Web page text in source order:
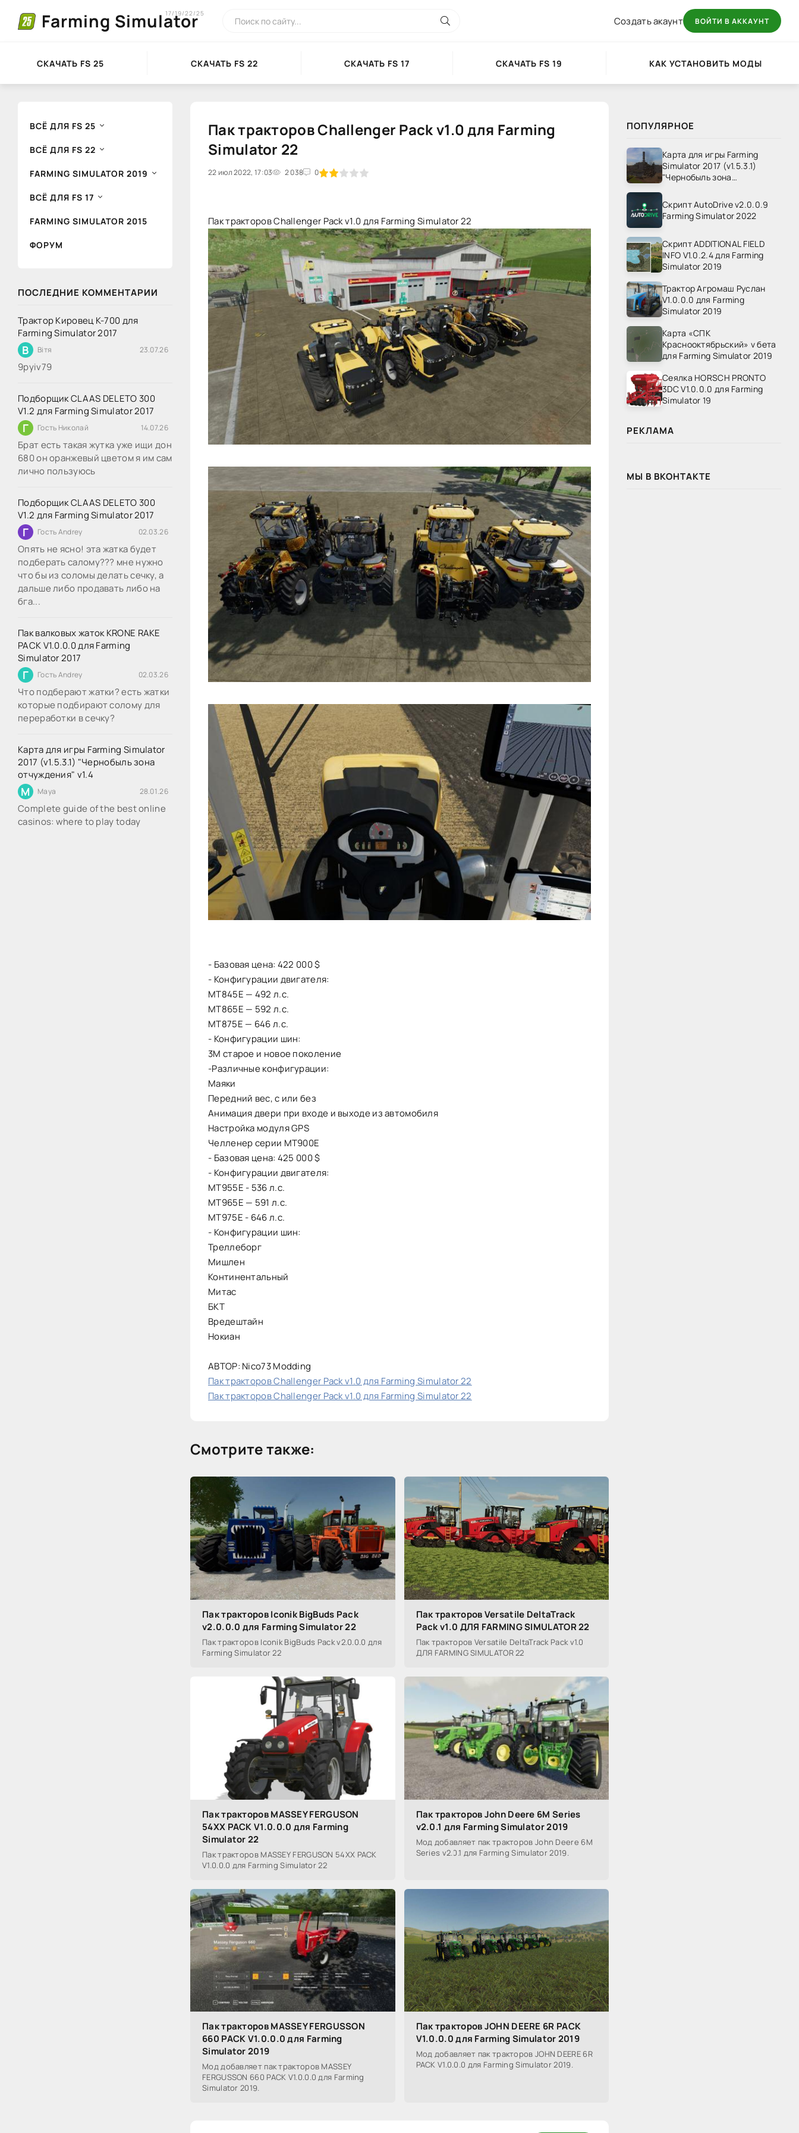
Farming Simulator
17/19/22/25
Создать акаунт ВОЙТИ В АККАУНТ
СКАЧАТЬ FS 25 СКАЧАТЬ FS 22 СКАЧАТЬ FS 17 СКАЧАТЬ FS 19 КАК УСТАНОВИТЬ МОДЫ
ВСЁ ДЛЯ FS 25
ВСЁ ДЛЯ FS 22
FARMING SIMULATOR 2019
ВСЁ ДЛЯ FS 17
FARMING SIMULATOR 2015
ФОРУМ
ПОСЛЕДНИЕ КОММЕНТАРИИ
Трактор Кировец К-700 для
Farming Simulator 2017
В Вітя 23.07.26
9руіv79
Подборщик CLAAS DELETO 300
V1.2 для Farming Simulator 2017
Г Гость Николай 14.07.26
Брат есть такая жутка уже ищи дон
680 он оранжевый цветом я им сам
лично пользуюсь
Подборщик CLAAS DELETO 300
V1.2 для Farming Simulator 2017
Г Гость Andrey 02.03.26
Опять не ясно! эта жатка будет
подберать салому??? мне нужно
что бы из соломы делать сечку, а
дальше либо продавать либо на
бга...
Пак валковых жаток KRONE RAKE
PACK V1.0.0.0 для Farming
Simulator 2017
Г Гость Andrey 02.03.26
Что подберают жатки? есть жатки
которые подбирают солому для
переработки в сечку?
Карта для игры Farming Simulator
2017 (v1.5.3.1) "Чернобыль зона
отчуждения" v1.4
M Maya 28.01.26
Complete guide of the best online
casinos: where to play today
Пак тракторов Challenger Pack v1.0 для Farming
Simulator 22
22 июл 2022, 17:03 2 038 0
40 1 2 3 4 5
Пак тракторов Challenger Pack v1.0 для Farming Simulator 22
- Базовая цена: 422 000 $
- Конфигурации двигателя:
МТ845Е — 492 л.с.
МТ865Е — 592 л.с.
МТ875Е — 646 л.с.
- Конфигурации шин:
3М старое и новое поколение
-Различные конфигурации:
Маяки
Передний вес, с или без
Анимация двери при входе и выходе из автомобиля
Настройка модуля GPS
Челленер серии MT900E
- Базовая цена: 425 000 $
- Конфигурации двигателя:
МТ955Е - 536 л.с.
МТ965Е — 591 л.с.
МТ975Е - 646 л.с.
- Конфигурации шин:
Треллеборг
Мишлен
Континентальный
Митас
БКТ
Вредештайн
Нокиан
АВТОР: Nico73 Modding
Пак тракторов Challenger Pack v1.0 для Farming Simulator 22
Пак тракторов Challenger Pack v1.0 для Farming Simulator 22
Смотрите также:
Пак тракторов Iconik BigBuds Pack
v2.0.0.0 для Farming Simulator 22
Пак тракторов Iconik BigBuds Pack v2.0.0.0 для
Farming Simulator 22
Пак тракторов Versatile DeltaTrack
Pack v1.0 ДЛЯ FARMING SIMULATOR 22
Пак тракторов Versatile DeltaTrack Pack v1.0
ДЛЯ FARMING SIMULATOR 22
Пак тракторов MASSEY FERGUSON
54XX PACK V1.0.0.0 для Farming
Simulator 22
Пак тракторов MASSEY FERGUSON 54XX PACK
V1.0.0.0 для Farming Simulator 22
Пак тракторов John Deere 6M Series
v2.0.1 для Farming Simulator 2019
Мод добавляет пак тракторов John Deere 6M
Series v2.0.1 для Farming Simulator 2019.
Пак тракторов MASSEY FERGUSSON
660 PACK V1.0.0.0 для Farming
Simulator 2019
Мод добавляет пак тракторов MASSEY
FERGUSSON 660 PACK V1.0.0.0 для Farming
Simulator 2019.
Пак тракторов JOHN DEERE 6R PACK
V1.0.0.0 для Farming Simulator 2019
Мод добавляет пак тракторов JOHN DEERE 6R
PACK V1.0.0.0 для Farming Simulator 2019.
ПОПУЛЯРНОЕ
Карта для игры Farming
Simulator 2017 (v1.5.3.1)
"Чернобыль зона
Скрипт AutoDrive v2.0.0.9
Farming Simulator 2022
Скрипт ADDITIONAL FIELD
INFO V1.0.2.4 для Farming
Simulator 2019
Трактор Агромаш Руслан
V1.0.0.0 для Farming
Simulator 2019
Карта «СПК
Краснооктябрьский» v бета
для Farming Simulator 2019
Сеялка HORSCH PRONTO
3DC V1.0.0.0 для Farming
Simulator 19
РЕКЛАМА
МЫ В ВКОНТАКТЕ